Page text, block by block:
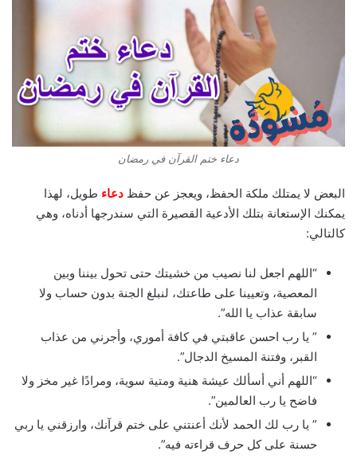
دعاء ختم القرآن في رمضان
البعض لا يمتلك ملكة الحفظ، ويعجز عن حفظ دعاء طويل، لهذا
يمكنك الإستعانة بتلك الأدعية القصيرة التي سندرجها أدناه، وهي
كالتالي:
“اللهم اجعل لنا نصيب من خشيتك حتى تحول بيننا وبين
المعصية، وتعيينا على طاعتك، لنبلغ الجنة بدون حساب ولا
سابقة عذاب يا الله”.
” يا رب احسن عاقبتي في كافة أموري، وأجرني من عذاب
القبر، وفتنة المسيخ الدجال”.
“اللهم أني أسألك عيشة هنية ومتية سوية، ومرادًا غير مخز ولا
فاضح يا رب العالمين”.
” يا رب لك الحمد لأنك أعنتني على ختم قرآنك، وارزقني يا ربي
حسنة على كل حرف قراءته فيه”.